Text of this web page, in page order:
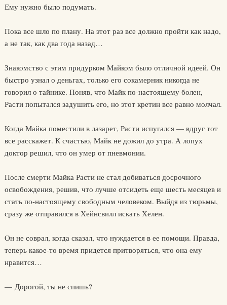
Ему нужно было подумать.
Пока все шло по плану. На этот раз все должно пройти как надо,
а не так, как два года назад…
Знакомство с этим придурком Майком было отличной идеей. Он
быстро узнал о деньгах, только его сокамерник никогда не
говорил о тайнике. Поняв, что Майк по-настоящему болен,
Расти попытался задушить его, но этот кретин все равно молчал.
Когда Майка поместили в лазарет, Расти испугался — вдруг тот
все расскажет. К счастью, Майк не дожил до утра. А лопух
доктор решил, что он умер от пневмонии.
После смерти Майка Расти не стал добиваться досрочного
освобождения, решив, что лучше отсидеть еще шесть месяцев и
стать по-настоящему свободным человеком. Выйдя из тюрьмы,
сразу же отправился в Хейнсвилл искать Хелен.
Он не соврал, когда сказал, что нуждается в ее помощи. Правда,
теперь какое-то время придется притворяться, что она ему
нравится…
— Дорогой, ты не спишь?